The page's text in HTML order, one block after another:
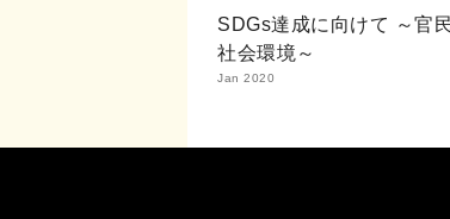
SDGs達成に向けて ～官
社会環境～
Jan 2020